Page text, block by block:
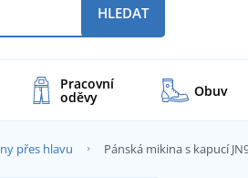
HLEDAT
Pracovní
oděvy Obuv
přes hlavu Pánská mikina s kapucí